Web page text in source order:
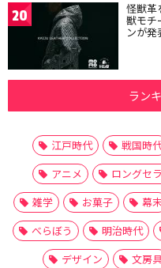
20 怪獣革
獣モチ
ンが発
ラン
江戸時代 戦国時
アニメ
ロングセ
雑学
お菓子 幕
べらぼう
明治時代
デザイン
文房